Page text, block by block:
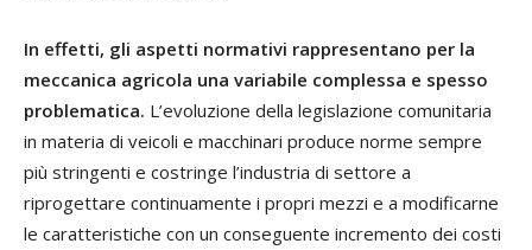
In effetti, gli aspetti normativi rappresentano per la
meccanica agricola una variabile complessa e spesso
problematica. L’evoluzione della legislazione comunitaria
in materia di veicoli e macchinari produce norme sempre
più stringenti e costringe l’industria di settore a
riprogettare continuamente i propri mezzi e a modificarne
le caratteristiche con un conseguente incremento dei costi